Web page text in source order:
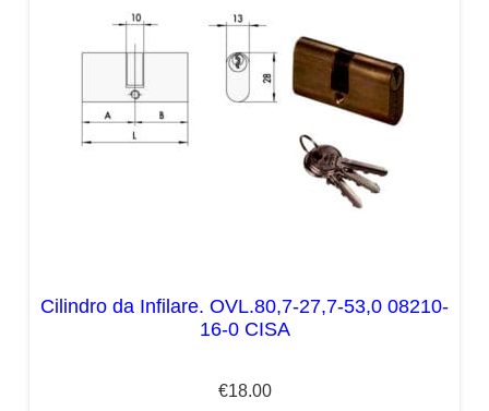
Cilindro da Infilare. OVL.80,7-27,7-53,0 08210-
16-0 CISA
€18.00